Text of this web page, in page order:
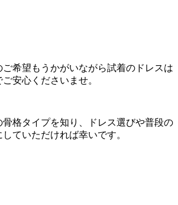
ご希望もうかがいながら試着のドレスは
安心くださいませ。
骨格タイプを知り、ドレス選びや普段の
ていただければ幸いです。